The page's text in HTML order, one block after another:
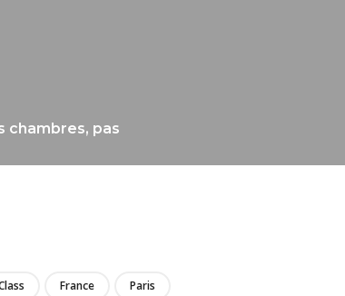
chambres, pas
France Paris